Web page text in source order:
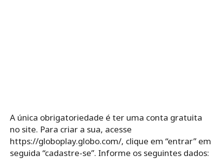
A única obrigatoriedade é ter uma conta gratuita
no site. Para criar a sua, acesse
https://globoplay.globo.com/, clique em “entrar” em
seguida “cadastre-se”. Informe os seguintes dados: